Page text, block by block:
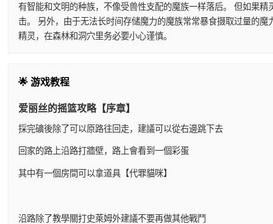
有智能和文明的种族，不像受兽性支配的魔族一样落后。 但如果
击。 另外，由于无法长时间存储魔力的魔族常常暴食摄取过量的
精灵，在森林和洞穴里务必要小心谨慎。
🌟 游戏教程
爱丽丝的摇篮攻略【序章】
採完礦後除了可以原路往回走，建議可以從右邊跳下去
回家的路上沿路打牆壁，路上會看到一個彩蛋
其中有一個房間可以拿道具【代罪貓咪】
沿路除了教學關打史萊姆外建議不要再做其他戰鬥